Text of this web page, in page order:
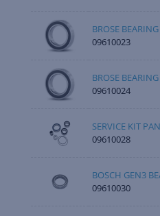
BROSE BEARING
09610023
BROSE BEARING
09610024
SERVICE KIT
09610028
BOSCH GEN3
09610030